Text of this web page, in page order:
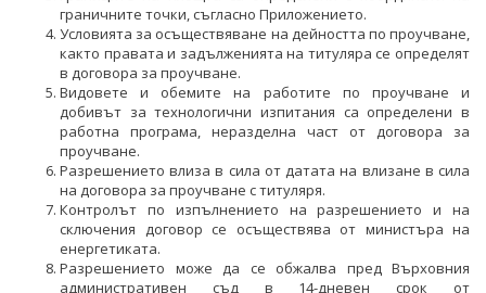
ТВЪРДИ ГОРИВА
СТРОИТЕЛНИ МАТЕРИАЛИ
СКАЛНООБЛИЦОВЪЧНИ МАТЕРИАЛИ
МИННИ ОТПАДЪЦИ
ИНИЦИАТИВА НА ЕВРОПЕЙСКАТА КОМИСИЯ ЗА
СУРОВИНИТЕ
ИНИЦИАТИВА НА ЕВРОПЕЙСКАТА КОМИСИЯ ЗА
ВЪГЛЕРОДЕН ДИОКСИД В ГЕОЛОЖКИ ФОРМАЦИИ
граничните точки, съгласно Приложението.
Условията за осъществяване на дейността по проучване,
както правата и задълженията на титуляра се определят
в договора за проучване.
Видовете и обемите на работите по проучване и
добивът за технологични изпитания са определени в
работна програма, неразделна част от договора за
проучване.
Разрешението влиза в сила от датата на влизане в сила
на договора за проучване с титуляря.
Контролът по изпълнението на разрешението и на
сключения договор се осъществява от министъра на
енергетиката.
Разрешението може да се обжалва пред Върховния
административен съд в 14-дневен срок от